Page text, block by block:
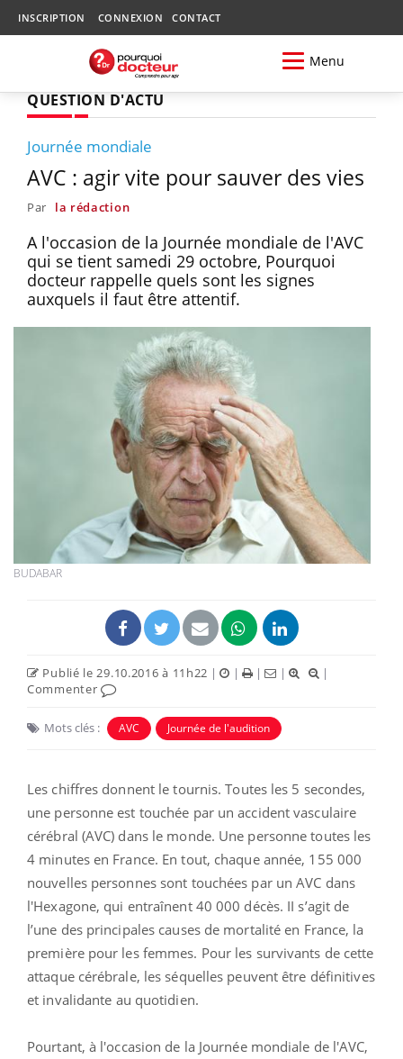
INSCRIPTION CONNEXION CONTACT
Menu
QUESTION D'ACTU
Journée mondiale
AVC : agir vite pour sauver des vies
Par la rédaction
A l'occasion de la Journée mondiale de l'AVC
qui se tient samedi 29 octobre, Pourquoi
docteur rappelle quels sont les signes
auxquels il faut être attentif.
BUDABAR
Publié le 29.10.2016 à 11h22 | | | |
|
Commenter
Mots clés : AVC Journée de l'audition
Les chiffres donnent le tournis. Toutes les 5 secondes,
une personne est touchée par un accident vasculaire
cérébral (AVC) dans le monde. Une personne toutes les
4 minutes en France. En tout, chaque année, 155 000
nouvelles personnes sont touchées par un AVC dans
l'Hexagone, qui entraînent 40 000 décès. II s’agit de
l’une des principales causes de mortalité en France, la
première pour les femmes. Pour les survivants de cette
attaque cérébrale, les séquelles peuvent être définitives
et invalidante au quotidien.
Pourtant, à l'occasion de la Journée mondiale de l'AVC,